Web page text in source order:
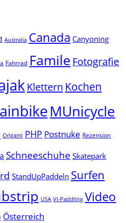
Australia Canada Canyoning
Fahrrad Famile Fotografie
Klettern Kochen
MUnicycle
Origami PHP Postnuke Rezension
Schneeschuhe Skatepark
StandUpPaddeln Surfen
USA VI-Paddling Video
Österreich